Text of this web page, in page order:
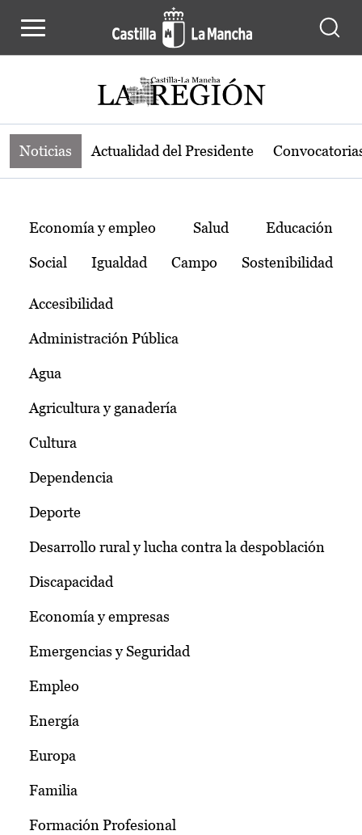
Noticias de la región de Castilla-La
Noticias Actualidad del Presidente
Temas
Economía y empleo Salud Educación
Social Igualdad Campo Sostenibilidad
Accesibilidad
Administración Pública
Agua
Agricultura y ganadería
Cultura
Dependencia
Deporte
Desarrollo rural y lucha contra la despoblación
Discapacidad
Economía y empresas
Emergencias y Seguridad
Empleo
Energía
Europa
Familia
Formación Profesional